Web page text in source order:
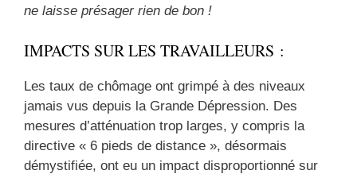
ne laisse présager rien de bon !
IMPACTS SUR LES TRAVAILLEURS :
Les taux de chômage ont grimpé à des niveaux
jamais vus depuis la Grande Dépression. Des
mesures d’atténuation trop larges, y compris la
directive « 6 pieds de distance », désormais
démystifiée, ont eu un impact disproportionné sur